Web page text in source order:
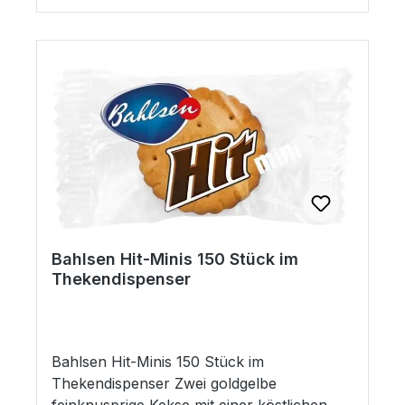
Keksen zum Anbieten oder Selbstgenießen.
Mitarbeiter, Kollegen oder Gäste glücklich.
Das hochwertige Gebäckgarantiert
aufgrund der einzeln verpackten Einheiten
stets Frische und Genuss!
Bahlsen Hit-Minis 150 Stück im
Thekendispenser
Bahlsen Hit-Minis 150 Stück im
Thekendispenser Zwei goldgelbe